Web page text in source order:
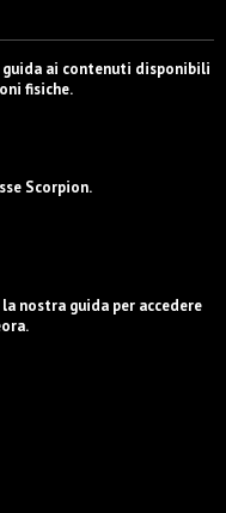
ai contenuti disponibili
fisiche.
Scorpion.
nostra guida per accedere